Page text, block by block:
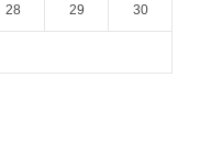
28 29 30